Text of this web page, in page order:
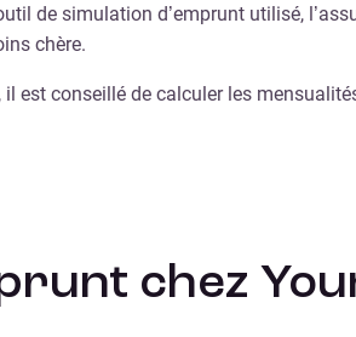
de simulation d’emprunt utilisé,
chère.
est conseillé de calculer les
chez